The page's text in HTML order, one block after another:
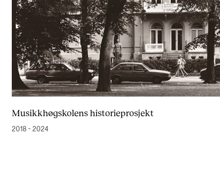
Musikkhøgskolens historieprosjekt
2018 - 2024